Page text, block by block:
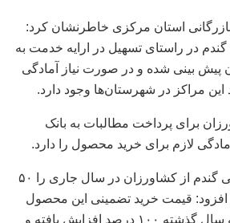
استان مرکزی خاطرنشان کرد:
گندم در راستای تسهیل در ارایه خدمت به
پیش بینی شده و در صورت نیاز آمادگی
این مراکز در شهرستان‌ها وجود دارد.
برای پرداخت مطالبات به بانک
لازم برای خرید محصول را دارد.
وی، قیمت خرید تضمینی گندم از کشاورزان در سال جاری را ۵۰
افزود: قیمت خرید تضمینی این محصول
در سال جاری نسبت به سال گذشته ۱۰۰ درصد افزایش یافته و